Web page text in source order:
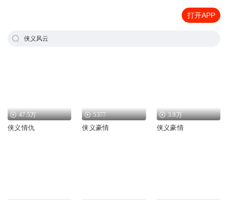
打开APP
侠义风云
47.5万
侠义情仇
5377
侠义豪情
3.9万
侠义豪情